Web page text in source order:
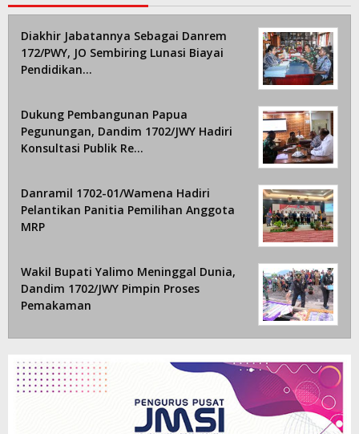
Diakhir Jabatannya Sebagai Danrem
172/PWY, JO Sembiring Lunasi Biayai
Pendidikan…
Dukung Pembangunan Papua
Pegunungan, Dandim 1702/JWY Hadiri
Konsultasi Publik Re…
Danramil 1702-01/Wamena Hadiri
Pelantikan Panitia Pemilihan Anggota
MRP
Wakil Bupati Yalimo Meninggal Dunia,
Dandim 1702/JWY Pimpin Proses
Pemakaman